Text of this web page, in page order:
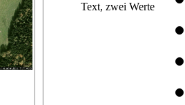
Text, zwei Werte